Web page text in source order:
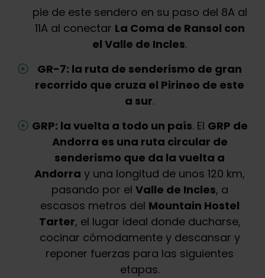
pie de este sendero en su paso del 8A al
11A al conectar La Coma de Ransol con
el Valle de Incles.
GR-7: la ruta de senderismo de gran
recorrido que cruza el Pirineo de este
a sur.
GRP: la vuelta a todo un país. El GRP de
Andorra es una ruta circular de
senderismo que da la vuelta a
Andorra y una longitud de unos 120 km,
pasando por el Valle de Incles, a
escasos metros del Mountain Hostel
Tarter, el lugar ideal donde ducharse,
cocinar cómodamente y descansar y
reponer fuerzas para las siguientes
etapas.